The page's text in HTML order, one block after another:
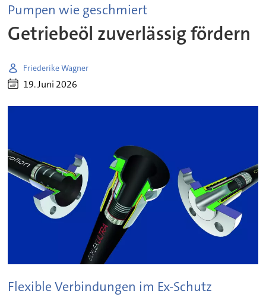
Pumpen wie geschmiert
Getriebeöl zuverlässig fördern
Friederike Wagner
19. Juni 2026
Flexible Verbindungen im Ex-Schutz